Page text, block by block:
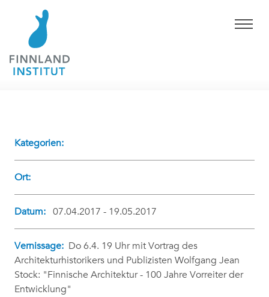
Kategorien:
Ort:
Datum: 07.04.2017 - 19.05.2017
Vernissage: Do 6.4. 19 Uhr mit Vortrag des
Architekturhistorikers und Publizisten Wolfgang Jean
Stock: "Finnische Architektur - 100 Jahre Vorreiter der
Entwicklung"